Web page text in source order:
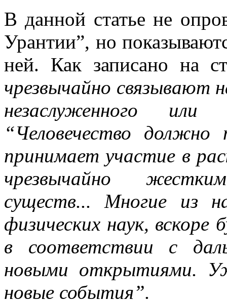
В данной статье не
Урантии”, но
ней. Как записано на
чрезвычайно связывают
незаслуженного или
“Человечество
принимает участие в
чрезвычайно
существ... Многие из
физических наук,
в соответствии с
новыми открытиями.
новые события”.